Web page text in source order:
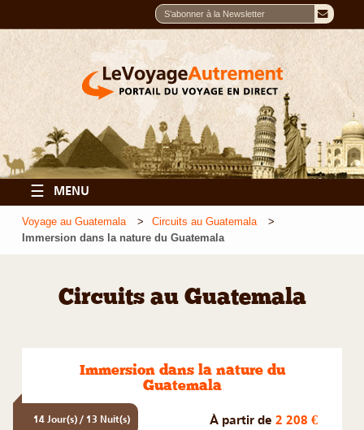
☰ MENU
Voyage au Guatemala
Circuits au Guatemala
Immersion dans la nature du Guatemala
Circuits au Guatemala
Immersion dans la nature du
Guatemala
14 Jour(s) / 13 Nuit(s) À partir de 2 208 €